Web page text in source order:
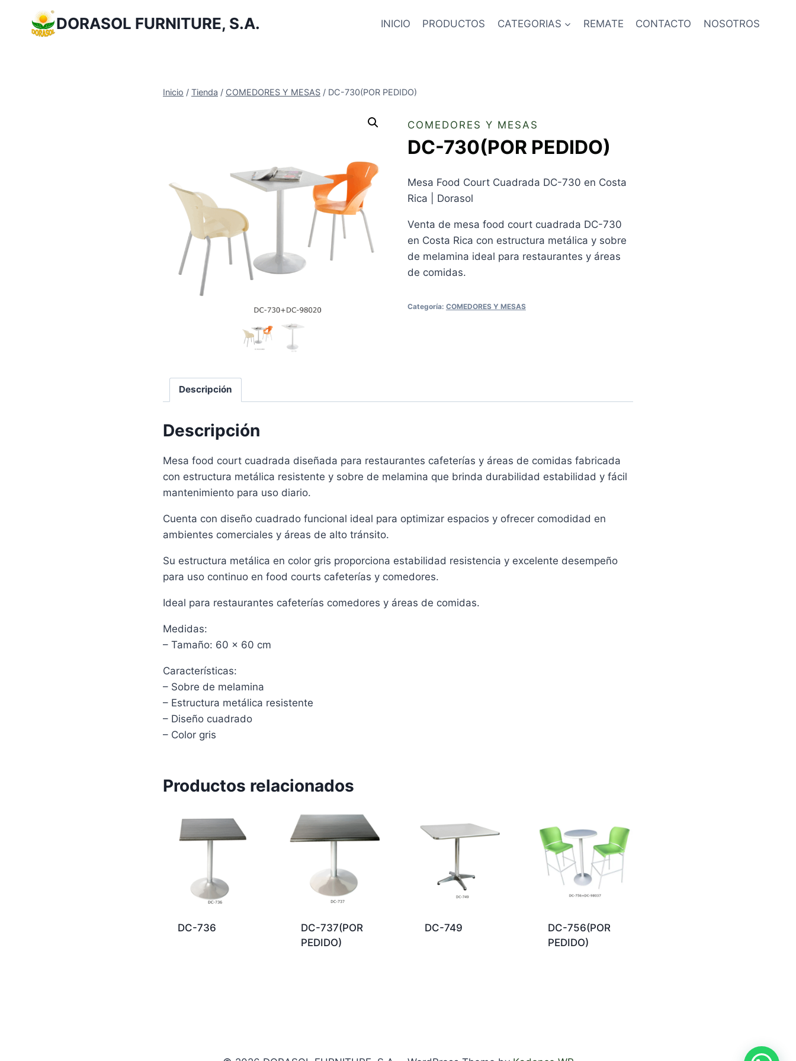
Contenido
DORASOL FURNITURE, S.A. INICIO PRODUCTOS CATEGORIAS REMATE CONTACTO NOSOTROS
Inicio / Tienda / COMEDORES Y MESAS / DC-730(POR PEDIDO)
COMEDORES Y MESAS
DC-730(POR PEDIDO)
Mesa Food Court Cuadrada DC-730 en Costa
Rica | Dorasol
Venta de mesa food court cuadrada DC-730
en Costa Rica con estructura metálica y sobre
de melamina ideal para restaurantes y áreas
de comidas.
Categoría: COMEDORES Y MESAS
Descripción
Descripción
Mesa food court cuadrada diseñada para restaurantes cafeterías y áreas de comidas fabricada
con estructura metálica resistente y sobre de melamina que brinda durabilidad estabilidad y fácil
mantenimiento para uso diario.
Cuenta con diseño cuadrado funcional ideal para optimizar espacios y ofrecer comodidad en
ambientes comerciales y áreas de alto tránsito.
Su estructura metálica en color gris proporciona estabilidad resistencia y excelente desempeño
para uso continuo en food courts cafeterías y comedores.
Ideal para restaurantes cafeterías comedores y áreas de comidas.
Medidas:
– Tamaño: 60 x 60 cm
Características:
– Sobre de melamina
– Estructura metálica resistente
– Diseño cuadrado
– Color gris
Productos relacionados
DC-736
DC-737(POR
PEDIDO)
DC-749
DC-756(POR
PEDIDO)